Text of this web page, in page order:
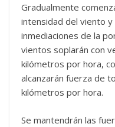
Gradualmente
intensidad del viento y
inmediaciones de la
vientos soplarán con
kilómetros por hora,
alcanzarán fuerza de
kilómetros por hora.
Se mantendrán las